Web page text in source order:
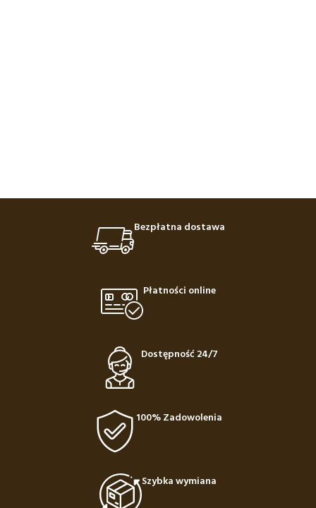
Bezpłatna dostawa
Płatności online
Dostępność 24/7
100% Zadowolenia
Szybka wymiana